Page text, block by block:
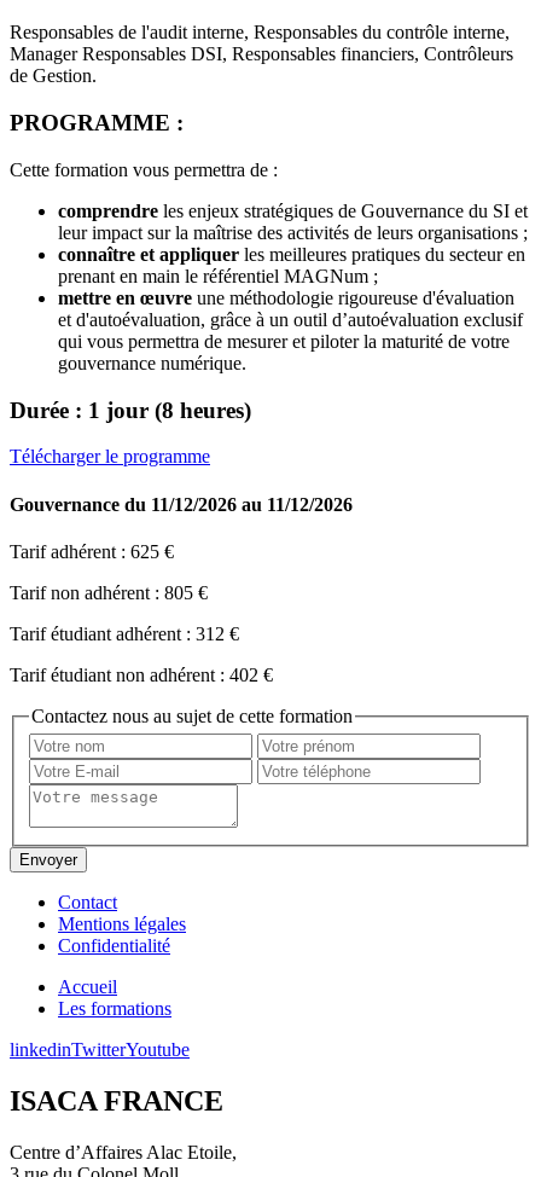
Responsables de l'audit interne, Responsables du contrôle interne,
Manager Responsables DSI, Responsables financiers, Contrôleurs
de Gestion.
PROGRAMME :
Cette formation vous permettra de :
comprendre les enjeux stratégiques de Gouvernance du SI et
leur impact sur la maîtrise des activités de leurs organisations ;
connaître et appliquer les meilleures pratiques du secteur en
prenant en main le référentiel MAGNum ;
mettre en œuvre une méthodologie rigoureuse d'évaluation
et d'autoévaluation, grâce à un outil d’autoévaluation exclusif
qui vous permettra de mesurer et piloter la maturité de votre
gouvernance numérique.
Durée : 1 jour (8 heures)
Télécharger le programme
Gouvernance du 11/12/2026 au 11/12/2026
Tarif adhérent : 625 €
Tarif non adhérent : 805 €
Tarif étudiant adhérent : 312 €
Tarif étudiant non adhérent : 402 €
Contactez nous au sujet de cette formation
Contact
Mentions légales
Confidentialité
Accueil
Les formations
linkedinTwitterYoutube
ISACA FRANCE
Centre d’Affaires Alac Etoile,